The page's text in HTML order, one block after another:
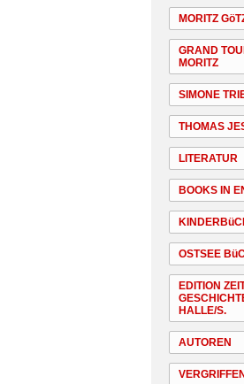
MORITZ
GRAND
MORITZ
SIMONE
THOMAS
LITERATUR
BOOKS IN
OSTSEE
EDITION
HALLE/S.
AUTOREN
VERGRIFFEN